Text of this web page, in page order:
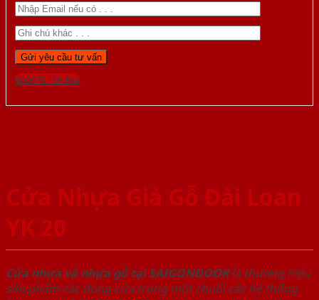
Gọi 0976.169.864
Cửa Nhựa Giả Gỗ Đài Loan
YK 20
Cửa nhựa và nhựa gỗ tại SAIGONDOORlà thương hiệu
sản phẩm các dòng cửa trong một chuỗi các hệ thống